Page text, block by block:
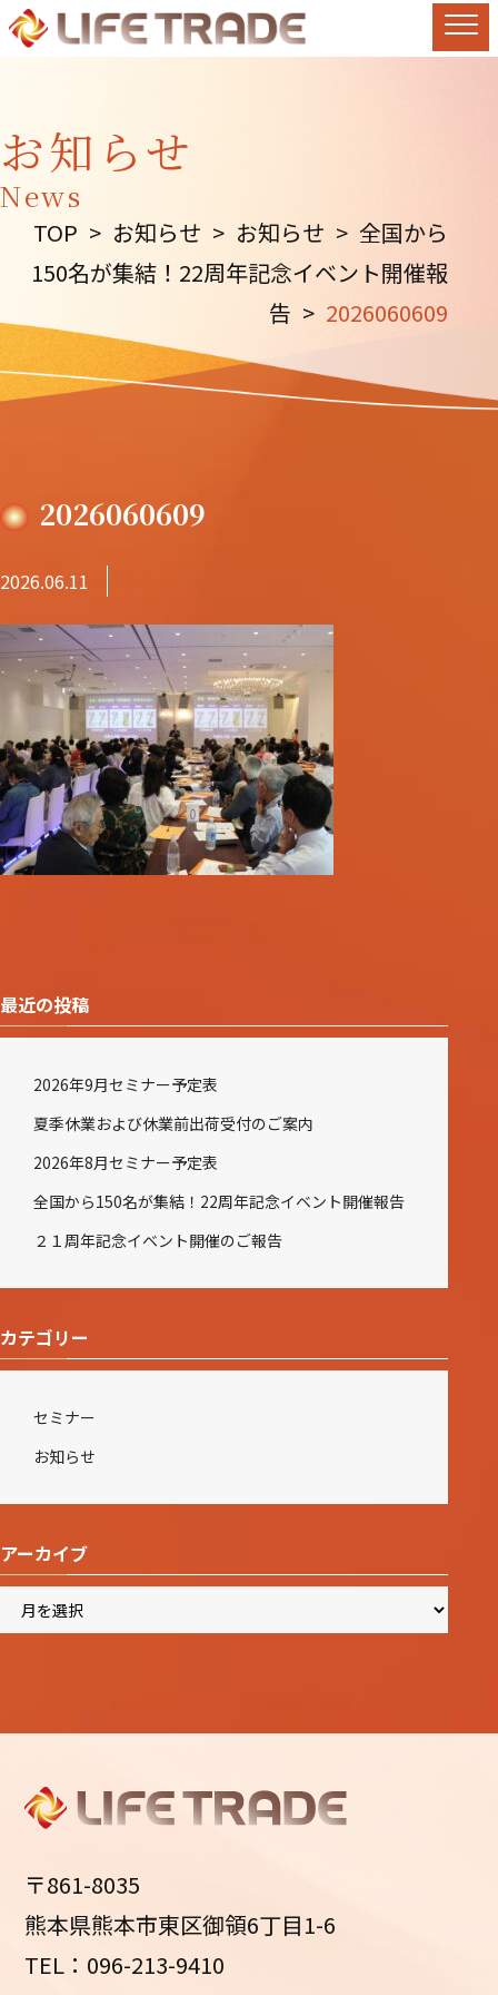
お知らせ
News
TOP > お知らせ > お知らせ >全国から
150名が集結！22周年記念イベント開催報
告 > 2026060609
2026060609
2026.06.11
最近の投稿
2026年9月セミナー予定表
夏季休業および休業前出荷受付のご案内
2026年8月セミナー予定表
全国から150名が集結！22周年記念イベント開催報告
２１周年記念イベント開催のご報告
カテゴリー
セミナー
お知らせ
アーカイブ
イ
〒861-8035
熊本県熊本市東区御領6丁目1-6
TEL：096-213-9410